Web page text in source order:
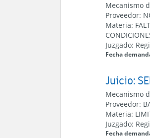
Mecanismo
Proveedor:
Materia:
Juzgado:
Fecha
Juicio:
Mecanismo
Proveedor:
Materia:
Juzgado:
Fecha